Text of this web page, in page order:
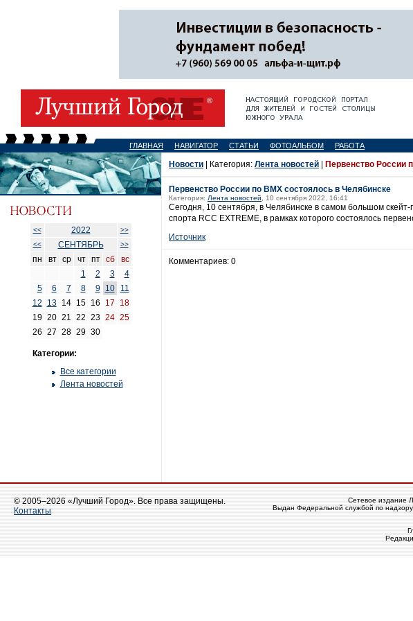
ГЛАВНАЯ НАВИГАТОР СТАТЬИ ФОТОАЛЬБОМ РАБОТА
<< 2022
>>
<<
СЕНТЯБРЬ >>
пн вт ср чт пт сб
вс
1
2 3
4
5
6 7 8 9 10
11
12
13 14 15 16 17
18
19 20 21 22 23 24 25
26 27 28 29 30
Категории:
Все категории
Лента новостей
Новости | Категория: Лента новостей Первенство России
Первенство России по BMX состоялось в Челябинске
Категория: Лента новостей , 10 сентября 2022, 16:41
Сегодня, 10 сентября, в Челябинске в самом большом
спорта RCC EXTREME, в рамках которого состоялось
Источник
Комментариев: 0
© 2005–2026 «Лучший Город». Все права защищены.
Контакты
Сетевое издание
Выдан Федеральной службой по